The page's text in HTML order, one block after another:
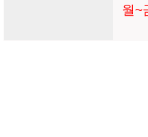
월~